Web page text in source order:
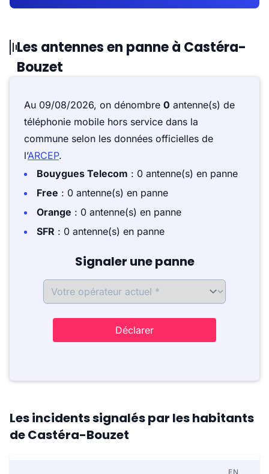
Les antennes en panne à Castéra-
Bouzet
Au 09/08/2026, on dénombre 0 antenne(s) de
téléphonie mobile hors service dans la
commune selon les données officielles de
l’ARCEP.
Bouygues Telecom : 0 antenne(s) en panne
Free : 0 antenne(s) en panne
Orange : 0 antenne(s) en panne
SFR : 0 antenne(s) en panne
Signaler une panne
Déclarer
Les incidents signalés par les habitants
de Castéra-Bouzet
EN